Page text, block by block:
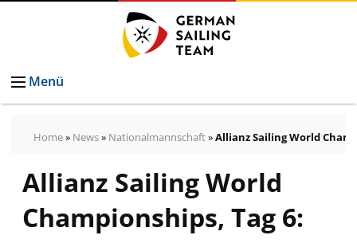
Menü
Home» News» Nationalmannschaft»Allianz Sailing World
Allianz Sailing World
Championships, Tag 6: